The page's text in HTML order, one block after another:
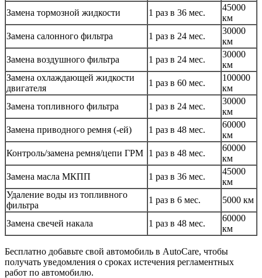
Замена тормозной жидкости
1 раз в 36 мес.
45000
км
Замена салонного фильтра
1 раз в 24 мес.
30000
км
Замена воздушного фильтра
1 раз в 24 мес.
30000
км
Замена охлаждающей жидкости
двигателя
1 раз в 60 мес.
100000
км
Замена топливного фильтра
1 раз в 24 мес.
30000
км
Замена приводного ремня (-ей)
1 раз в 48 мес.
60000
км
Контроль/замена ремня/цепи ГРМ 1 раз в 48 мес.
60000
км
Замена масла МКПП
1 раз в 36 мес.
45000
км
Удаление воды из топливного
фильтра
1 раз в 6 мес. 5000 км
Замена свечей накала 1 раз в 48 мес.
60000
км
Бесплатно добавьте свой автомобиль в AutoCare, чтобы
получать уведомления о сроках истечения регламентных
работ по автомобилю.